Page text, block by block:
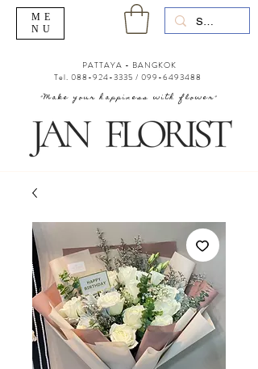
"Make your happiness with flower"
PATTAYA - BANGKOK
Tel. 088-924-3335 / 099-6493488
ME
NU